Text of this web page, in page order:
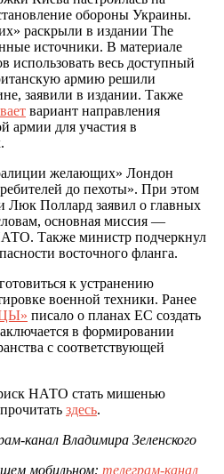
обороны Украины.
раскрыли в издании The
источники. В материале
использовать весь доступный
армию решили
заявили в издании. Также
вариант направления
армии для участия в
желающих» Лондон
до пехоты». При этом
Люк Поллард заявил о главных
основная миссия —
Также министр подчеркнул
восточного фланга.
к устранению
военной техники. Ранее
писало о планах ЕС создать
в формировании
с соответствующей
НАТО стать мишенью
здесь.
канал Владимира Зеленского
мобильном: телеграм-канал